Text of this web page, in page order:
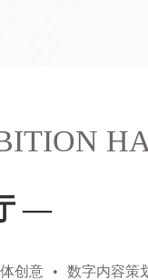
—
创意 • 数字内容策